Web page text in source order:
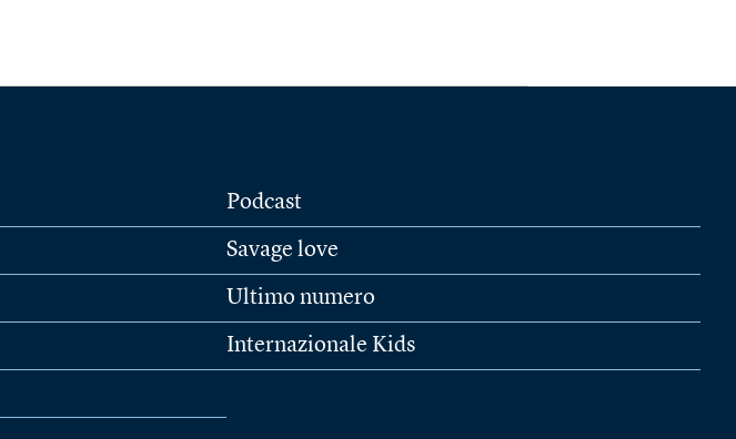
Podcast
Savage love
Ultimo numero
Internazionale Kids